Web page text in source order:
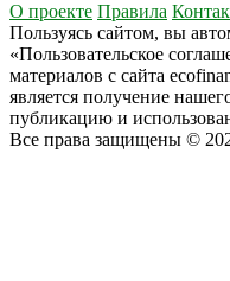
О проекте Правила
Пользуясь сайтом, вы
«Пользовательское
материалов с сайта
является получение
публикацию и
Все права защищены ©